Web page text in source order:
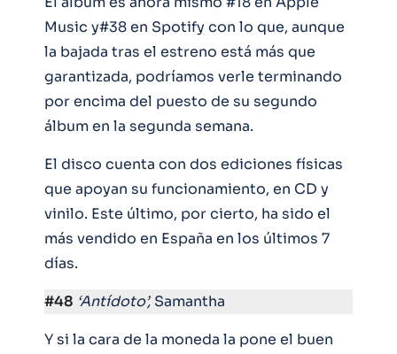
Music y#38 en Spotify con lo que, aunque
la bajada tras el estreno está más que
garantizada, podríamos verle terminando
por encima del puesto de su segundo
álbum en la segunda semana.
El disco cuenta con dos ediciones físicas
que apoyan su funcionamiento, en CD y
vinilo. Este último, por cierto, ha sido el
más vendido en España en los últimos 7
días.
#48 ‘Antídoto’, Samantha
Y si la cara de la moneda la pone el buen